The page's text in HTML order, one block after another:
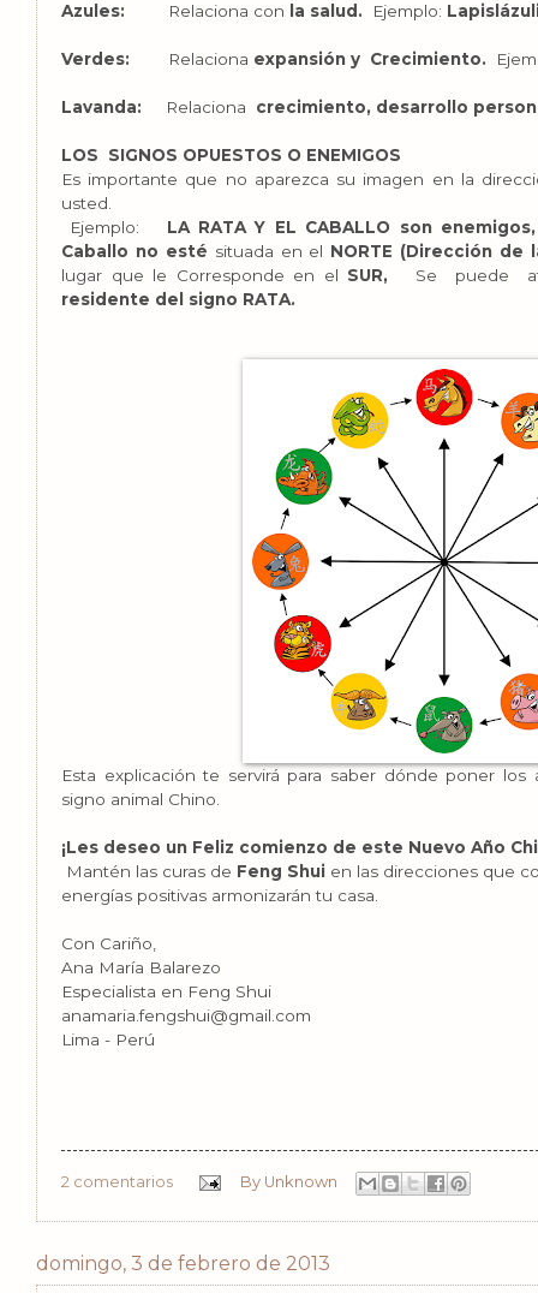
Azules: Relaciona con la salud. Ejemplo:
Verdes: Relaciona expansión y Crecimiento.
Lavanda: Relaciona crecimiento, desarrollo
LOS SIGNOS OPUESTOS O ENEMIGOS
Es importante que no aparezca su imagen en la
usted.
Ejemplo: LA RATA Y EL CABALLO son enemigos,
Caballo no esté situada en el NORTE (Dirección de
lugar que le Corresponde en el SUR, Se puede
residente del signo RATA.
Esta explicación te servirá para saber dónde poner los
signo animal Chino.
¡Les deseo un Feliz comienzo de este Nuevo Año
Mantén las curas de Feng Shui en las direcciones que
energías positivas armonizarán tu casa.
Con Cariño,
Ana María Balarezo
Especialista en Feng Shui
anamaria.fengshui@gmail.com
Lima - Perú
2 comentarios By Unknown
domingo, 3 de febrero de 2013